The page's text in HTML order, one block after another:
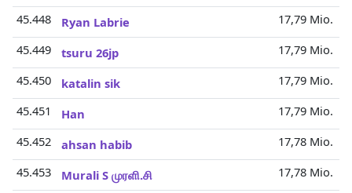
45.448
Ryan Labrie
17,79 Mio.
45.449
tsuru 26jp
17,79 Mio.
45.450
katalin sik
17,79 Mio.
45.451
Han
17,79 Mio.
45.452
ahsan habib
17,78 Mio.
45.453
Murali S முரளி.சி
17,78 Mio.